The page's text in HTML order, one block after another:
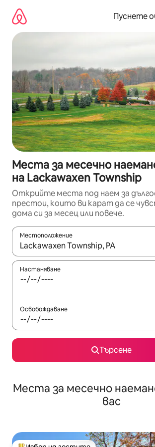
съдържанието
Пуснете
Места за месечно
на Lackawaxen Township
Открийте места под наем за
престои, които ви карат да се
дома си за месец или повече.
Местоположение
Когато резултатите се покажат,
Настаняване
Освобождаване
Търсене
Места за месечно
вас